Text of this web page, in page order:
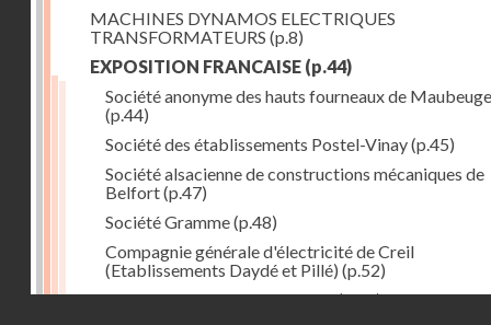
MACHINES DYNAMOS ELECTRIQUES
TRANSFORMATEURS (p.8)
EXPOSITION FRANCAISE (p.44)
Société anonyme des hauts fourneaux de Maubeuge
(p.44)
Société des établissements Postel-Vinay(p.45)
Société alsacienne de constructions mécaniques de
Belfort(p.47)
Société Gramme(p.48)
Compagnie générale d'électricité de Creil
(Etablissements Daydé et Pillé) (p.52)
Compagnie générale de Nancy(p.52)